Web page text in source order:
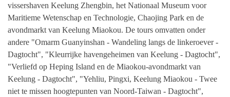
vissershaven Keelung Zhengbin, het Nationaal Museum voor
Maritieme Wetenschap en Technologie, Chaojing Park en de
avondmarkt van Keelung Miaokou. De tours omvatten onder
andere "Omarm Guanyinshan - Wandeling langs de linkeroever -
Dagtocht", "Kleurrijke havengeheimen van Keelung - Dagtocht",
"Verliefd op Heping Island en de Miaokou-avondmarkt van
Keelung - Dagtocht", "Yehliu, Pingxi, Keelung Miaokou - Twee
niet te missen hoogtepunten van Noord-Taiwan - Dagtocht",